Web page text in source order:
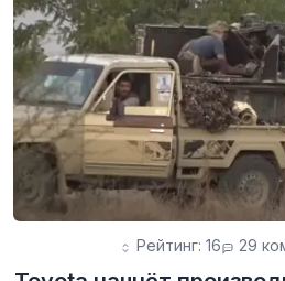
Рейтинг: 16 29